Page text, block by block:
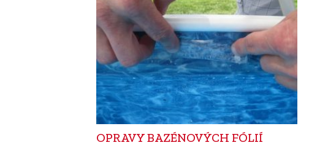
OPRAVY BAZÉNOVÝCH FÓLIÍ